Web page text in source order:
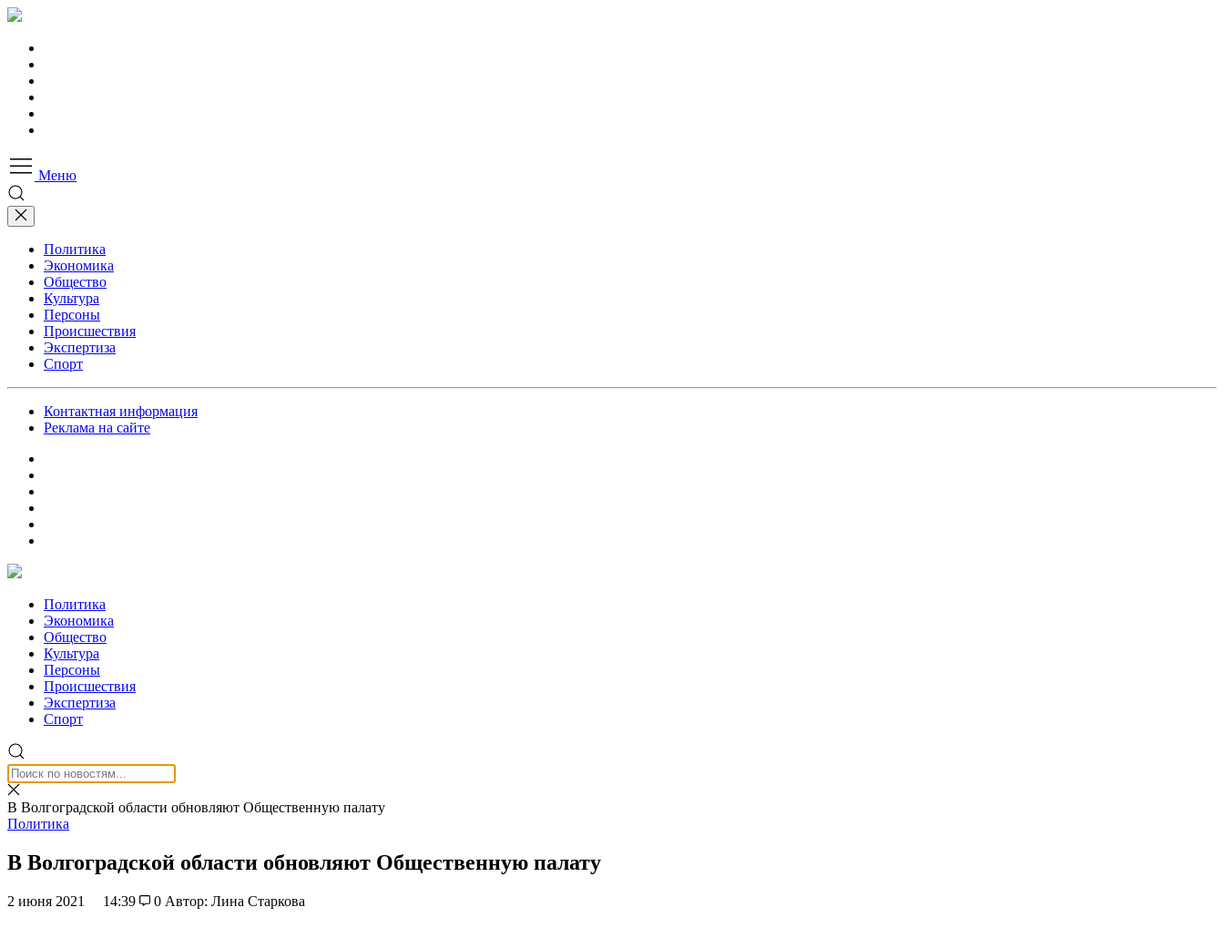
Меню
Политика
Экономика
Общество
Культура
Персоны
Происшествия
Экспертиза
Спорт
Контактная информация
Реклама на сайте
Политика
Экономика
Общество
Культура
Персоны
Происшествия
Экспертиза
Спорт
В Волгоградской области обновляют Общественную палату
Политика
В Волгоградской области обновляют Общественную палату
2 июня 2021 14:39 0 Автор: Лина Старкова